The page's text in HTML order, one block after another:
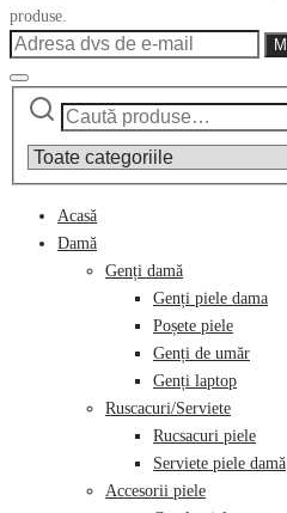
produse.
Caută
Acasă
Damă
Genți damă
Genți piele dama
Poșete piele
Genți de umăr
Genți laptop
Ruscacuri/Serviete
Rucsacuri piele
Serviete piele damă
Accesorii piele